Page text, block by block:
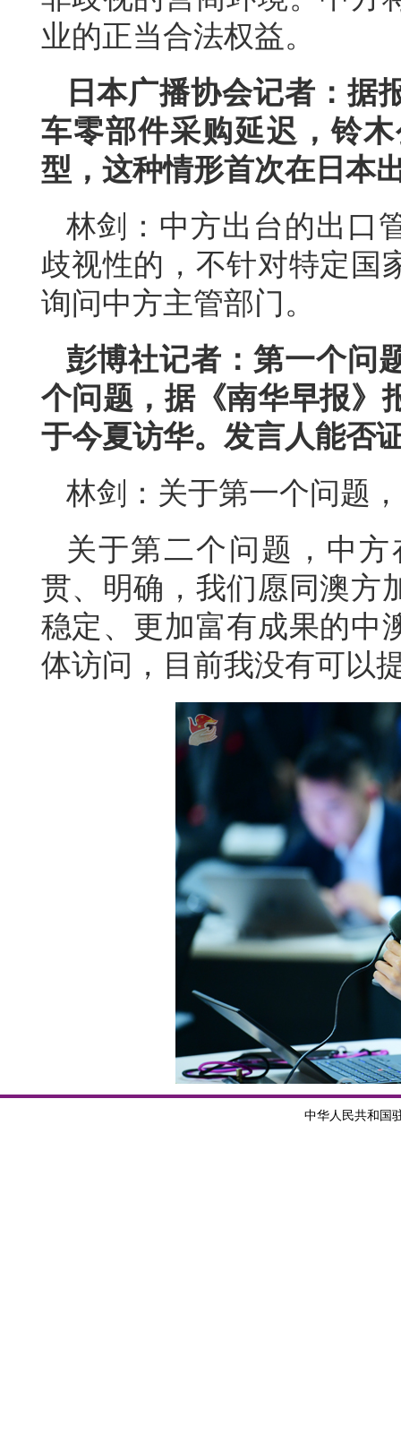
业的正当合法权益。
日本广播协会记者：据
车零部件采购延迟，铃
型，这种情形首次在日本
林剑：中方出台的出口
歧视性的，不针对特定国
询问中方主管部门。
彭博社记者：第一个问
个问题，据《南华早报》
于今夏访华。发言人能否
林剑：关于第一个问题
关于第二个问题，中
贯、明确，我们愿同澳方
稳定、更加富有成果的中
体访问，目前我没有可以
中华人民共和国